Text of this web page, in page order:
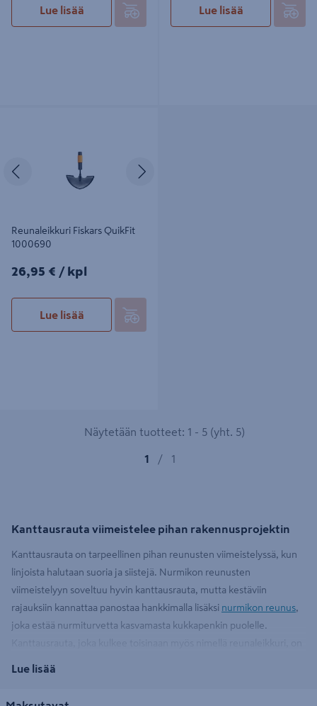
Lue lisää Lue lisää
Reunaleikkuri Fiskars QuikFit
1000690
26,95€/kpl
26,95 € / kpl
Lue lisää
Näytetään tuotteet: 1 - 5 (yht. 5)
1 / 1
Kanttausrauta viimeistelee pihan rakennusprojektin
Kanttausrauta on tarpeellinen pihan reunusten viimeistelyssä, kun
linjoista halutaan suoria ja siistejä. Nurmikon reunusten
viimeistelyyn soveltuu hyvin kanttausrauta, mutta kestäviin
rajauksiin kannattaa panostaa hankkimalla lisäksi nurmikon reunus,
joka estää nurmiturvetta kasvamasta kukkapenkin puolelle.
Lue lisää